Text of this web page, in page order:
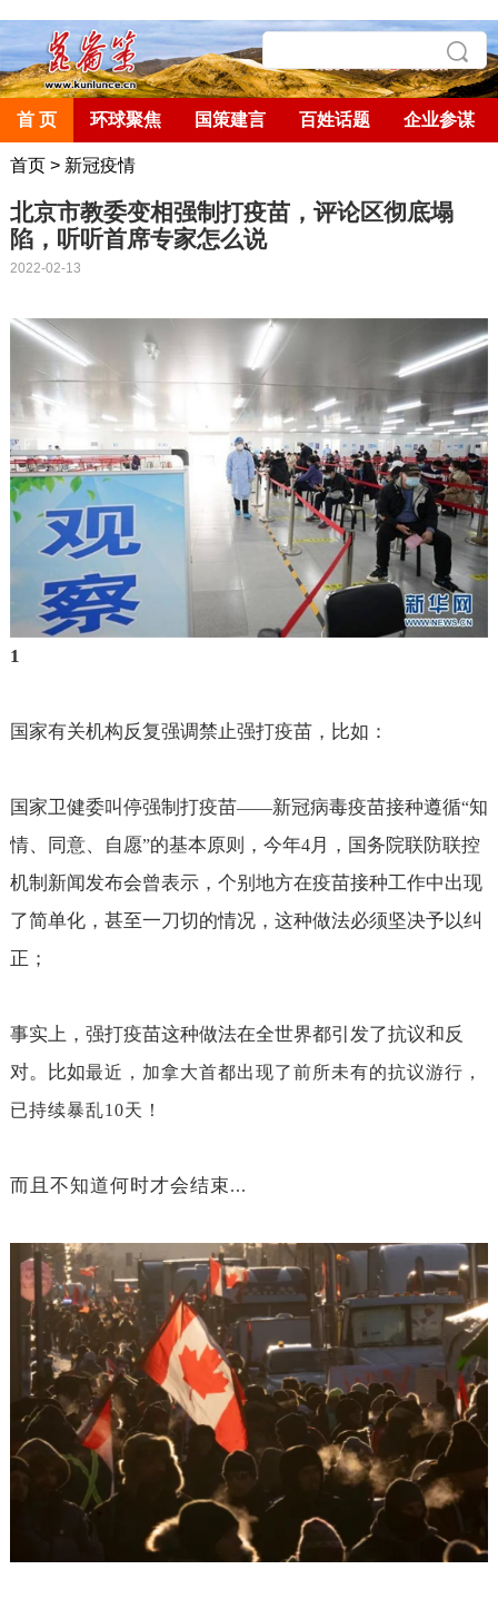
首 页 环球聚焦 国策建言 百姓话题 企业参谋
首页> 新冠疫情
北京市教委变相强制打疫苗，评论区彻底塌
陷，听听首席专家怎么说
2022-02-13
1
国家有关机构反复强调禁止强打疫苗，比如：
国家卫健委叫停强制打疫苗——新冠病毒疫苗接种遵循“知
情、同意、自愿”的基本原则，今年4月，国务院联防联控
机制新闻发布会曾表示，个别地方在疫苗接种工作中出现
了简单化，甚至一刀切的情况，这种做法必须坚决予以纠
正；
事实上，强打疫苗这种做法在全世界都引发了抗议和反
对。比如最近，加拿大首都出现了前所未有的抗议游行，
已持续暴乱10天！
而且不知道何时才会结束...